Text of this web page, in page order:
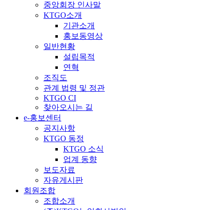
중앙회장 인사말
KTGO소개
기관소개
홍보동영상
일반현황
설립목적
연혁
조직도
관계 법령 및 정관
KTGO CI
찾아오시는 길
e-홍보센터
공지사항
KTGO 동정
KTGO 소식
업계 동향
보도자료
자유게시판
회원조합
조합소개